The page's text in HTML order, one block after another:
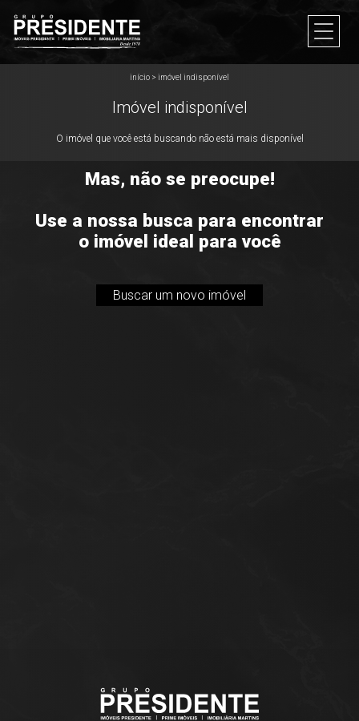
início > imóvel indisponível
Imóvel indisponível
O imóvel que você está buscando não está mais disponível
Mas, não se preocupe!
Use a nossa busca para encontrar
o imóvel ideal para você
Buscar um novo imóvel